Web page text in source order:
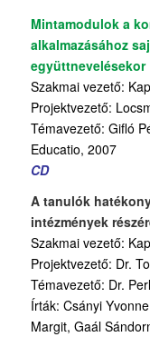
Mintamodulok a
alkalmazásához
együttnevelésekor
Szakmai vezető:
Projektvezető:
Témavezető: Gifló
Educatio, 2007
CD
A tanulók
intézmények
Szakmai vezető:
Projektvezető: Dr.
Témavezető: Dr.
Írták: Csányi
Margit, Gaál